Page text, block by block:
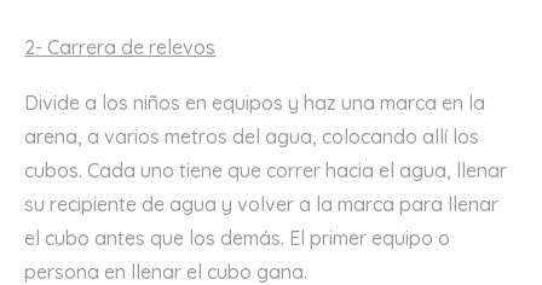
2- Carrera de relevos
Divide a los niños en equipos y haz una marca en la
arena, a varios metros del agua, colocando allí los
cubos. Cada uno tiene que correr hacia el agua, llenar
su recipiente de agua y volver a la marca para llenar
el cubo antes que los demás. El primer equipo o
persona en llenar el cubo gana.